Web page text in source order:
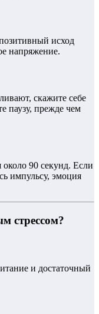
исход
напряжение.
скажите себе
паузу, прежде чем
90 секунд. Если
импульсу, эмоция
стрессом?
и достаточный